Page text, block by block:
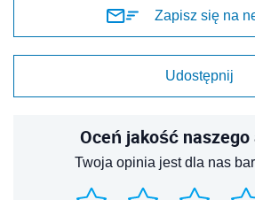
Zapisz się na
Udostępnij
Oceń jakość naszego
Twoja opinia jest dla nas